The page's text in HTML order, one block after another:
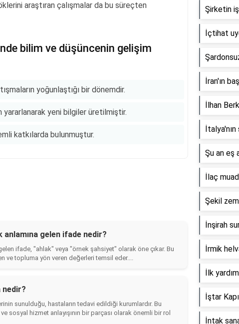
araştıran çalışmalar da bu süreçten
bilim ve düşüncenin gelişim
yoğunlaştığı bir dönemdir.
yararlanarak yeni bilgiler üretilmiştir.
katkılarda bulunmuştur.
gelen ifade nedir?
ifade, "ahlak" veya "örnek şahsiyet" olarak öne çıkar. Bu
ve topluma yön veren değerleri temsil eder....
sunulduğu, hastaların tedavi edildiği kurumlardır. Bu
sosyal hizmet anlayışının bir parçası olarak önemli bir rol
Şirketin
İçtihat
İran'ın
İlhan
İtalya'nın
Şu an eş
İlaç
Şekil
İnşirah
İrmik
İlk
İştar
İntak